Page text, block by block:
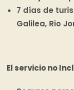
7 días de
Galilea, Rio
El servicio no